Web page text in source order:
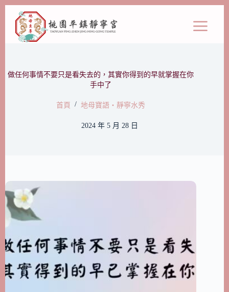
做任何事情不要只是看失去的，其實你得到的早就掌握在你
手中了
首頁 / 地母寶語‧靜寧水秀
2024 年 5 月 28 日